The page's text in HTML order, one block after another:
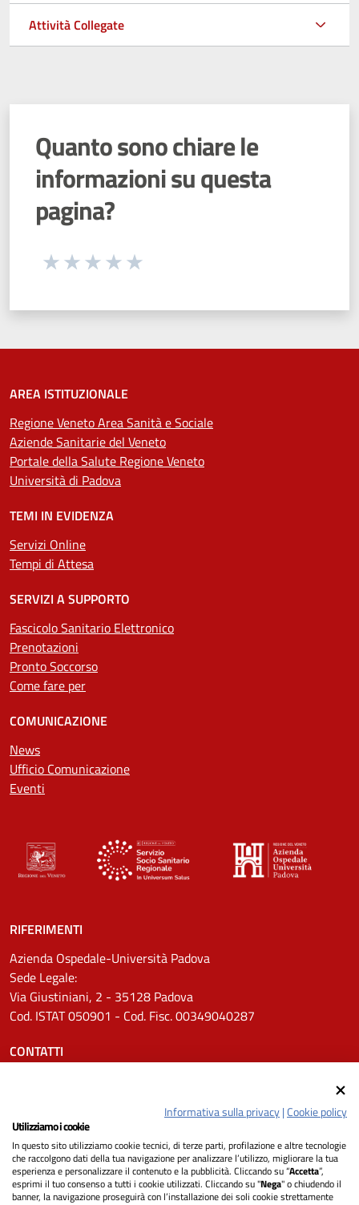
Attività Collegate
Quanto sono chiare le
informazioni su questa
pagina?
Seleziona una valutazione da 1 a 5 stelle
AREA ISTITUZIONALE
Regione Veneto Area Sanità e Sociale
Aziende Sanitarie del Veneto
Portale della Salute Regione Veneto
Università di Padova
TEMI IN EVIDENZA
Servizi Online
Tempi di Attesa
SERVIZI A SUPPORTO
Fascicolo Sanitario Elettronico
Prenotazioni
Pronto Soccorso
Come fare per
COMUNICAZIONE
News
Ufficio Comunicazione
Eventi
RIFERIMENTI
Azienda Ospedale-Università Padova
Sede Legale:
Via Giustiniani, 2 - 35128 Padova
Cod. ISTAT 050901 - Cod. Fisc. 00349040287
CONTATTI
Pec: protocollo.aopd@pecveneto.it
SEGUICI SU
Informativa sulla privacy|Cookie policy
Utilizziamo i cookie
In questo sito utilizziamo cookie tecnici, di terze parti, profilazione e altre tecnologie
che raccolgono dati della tua navigazione per analizzare l’utilizzo, migliorare la tua
esperienza e personalizzare il contenuto e la pubblicità. Cliccando su “Accetta”,
esprimi il tuo consenso a tutti i cookie utilizzati. Cliccando su "Nega" o chiudendo il
banner, la navigazione proseguirà con l’installazione dei soli cookie strettamente